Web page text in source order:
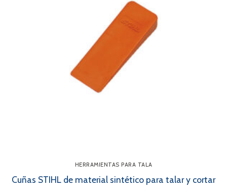
HERRAMIENTAS PARA TALA
Cuñas STIHL de material sintético para talar y cortar